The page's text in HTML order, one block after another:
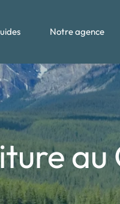
Notre agence